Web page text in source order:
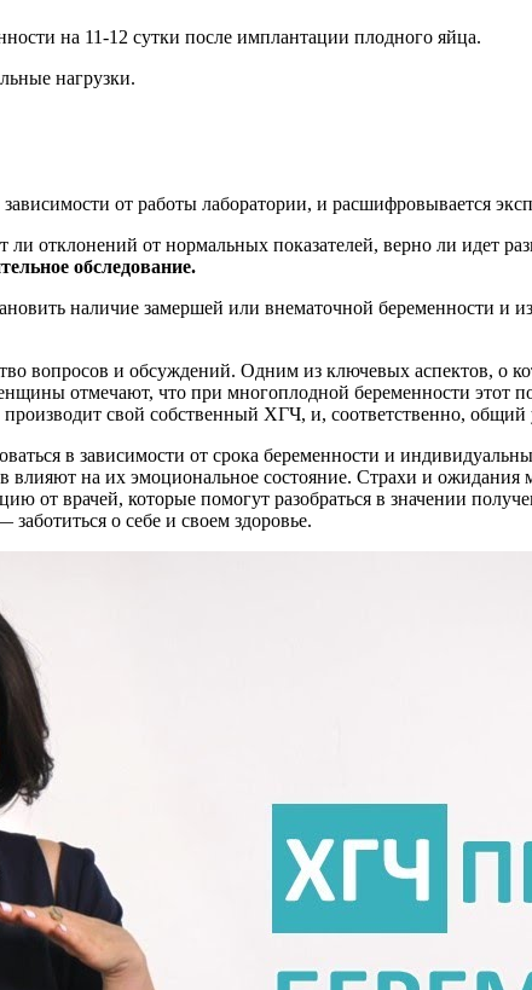
на 11-12 сутки после имплантации плодного яйца.
нагрузки.
зависимости от работы лаборатории, и расшифровывается
отклонений от нормальных показателей, верно ли идет
обследование.
наличие замершей или внематочной беременности и
вопросов и обсуждений. Одним из ключевых аспектов, о
отмечают, что при многоплодной беременности этот
свой собственный ХГЧ, и, соответственно, общий
в зависимости от срока беременности и
влияют на их эмоциональное состояние. Страхи и
врачей, которые помогут разобраться в значении
о себе и своем здоровье.